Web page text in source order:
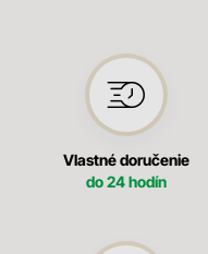
Vlastné doručenie
do 24 hodín